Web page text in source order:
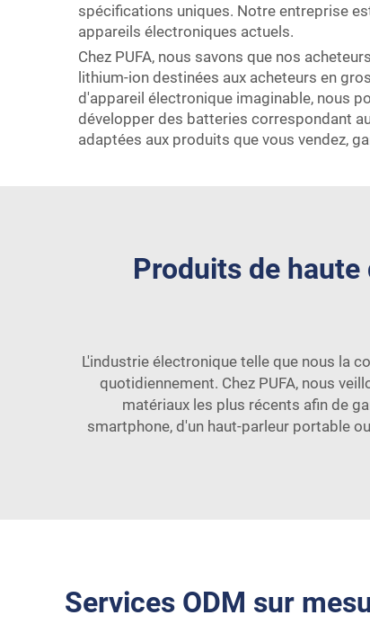
spécifications uniques. Notre entreprise
appareils électroniques actuels.
Chez PUFA, nous savons que nos
lithium-ion destinées aux acheteurs en
d'appareil électronique imaginable, nous
développer des batteries correspondant
adaptées aux produits que vous vendez,
Produits de
L'industrie électronique telle que nous la
quotidiennement. Chez PUFA, nous
matériaux les plus récents afin de
smartphone, d'un haut-parleur portable
Services ODM sur